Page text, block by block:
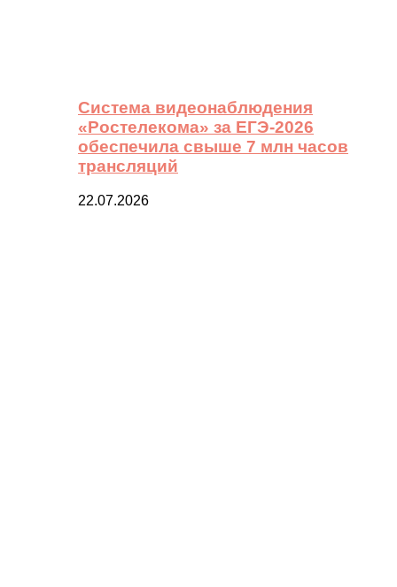
Система видеонаблюдения
«Ростелекома» за ЕГЭ-2026
обеспечила свыше 7 млн часов
трансляций
22.07.2026